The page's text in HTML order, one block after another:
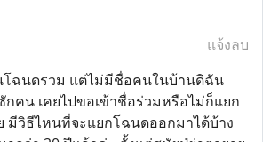
แจ้งลบ
ฉนดรวม แต่ไม่มีชื่อคนในบ้านดิฉัน
กคน เคยไปขอเข้าชื่อร่วมหรือไม่ก็แยก
มีวิธีไหนที่จะแยกโฉนดออกมาได้บ้าง